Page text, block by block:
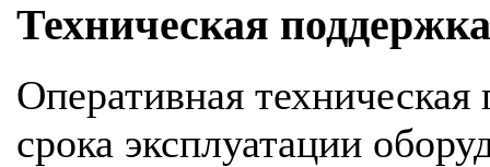
Техническая поддержка
Оперативная техническая
срока эксплуатации